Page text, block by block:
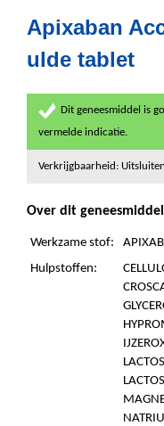
Apixaban
ulde tablet
Dit geneesmiddel is
vermelde indicatie.
Verkrijgbaarheid:
Over dit geneesmiddel
Werkzame stof:
Hulpstoffen: